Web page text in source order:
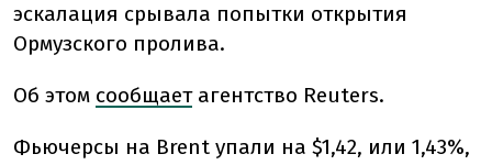
эскалация срывала попытки открытия
Ормузского пролива.
Об этом сообщаетагентство Reuters.
Фьючерсы на Brent упали на $1,42, или 1,43%,